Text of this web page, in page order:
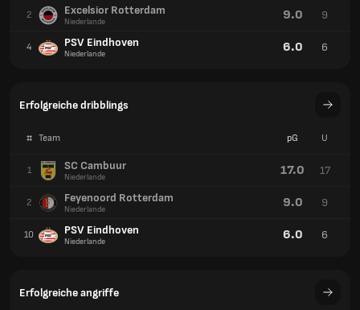
2 Excelsior Rotterdam
Niederlande 9.0 9
4 PSV Eindhoven
Niederlande 6.0 6
Erfolgreiche dribblings
# Team pG U
1 SC Cambuur
Niederlande 17.0 17
2 Feyenoord Rotterdam
Niederlande 9.0 9
10 PSV Eindhoven
Niederlande 6.0 6
Erfolgreiche angriffe